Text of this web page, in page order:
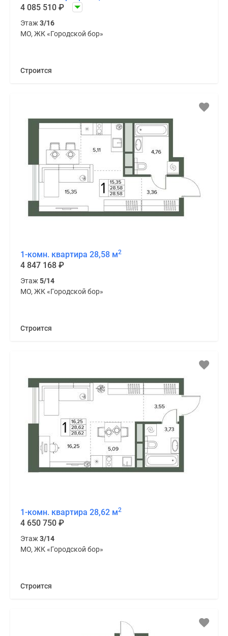
4 085 510 ₽
Этаж 3/16
МО, ЖК «Городской бор»
Строится
1-комн. квартира 28,58 м2
4 847 168 ₽
Этаж 5/14
МО, ЖК «Городской бор»
Строится
1-комн. квартира 28,62 м2
4 650 750 ₽
Этаж 3/14
МО, ЖК «Городской бор»
Строится